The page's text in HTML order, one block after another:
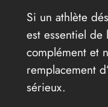
Si un athlète
est essentiel
complément et
remplacement
sérieux.